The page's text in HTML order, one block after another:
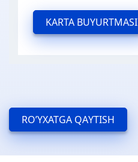
KARTA BUYURTMASI
RO’YXATGA QAYTISH